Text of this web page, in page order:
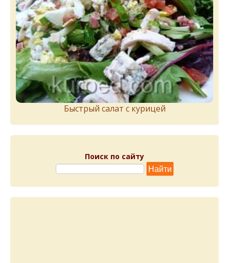
Быстрый салат с курицей
Поиск по сайту